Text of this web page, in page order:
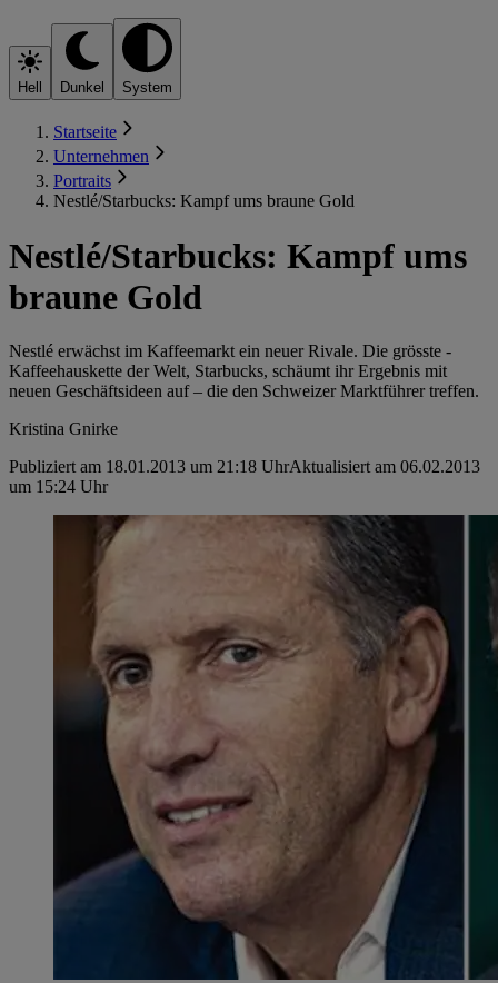
Hell Dunkel System
Startseite
Unternehmen
Portraits
Nestlé/Starbucks: Kampf ums braune Gold
Nestlé/Starbucks: Kampf ums
braune Gold
Nestlé erwächst im Kaffeemarkt ein neuer Rivale. Die grösste ­
Kaffeehauskette der Welt, Starbucks, schäumt ihr Ergebnis mit
neuen ­Geschäftsideen auf – die den Schweizer Marktführer treffen.
Kristina Gnirke
Publiziert am 18.01.2013 um 21:18 UhrAktualisiert am 06.02.2013
um 15:24 Uhr